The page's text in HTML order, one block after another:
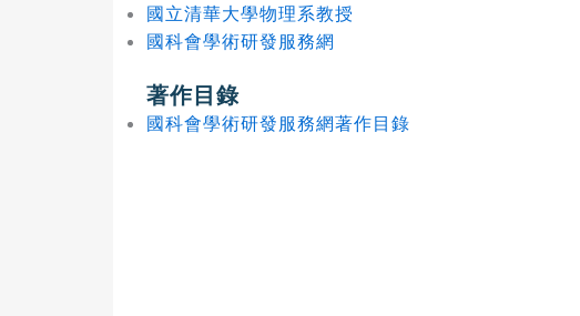
國立清華大學物理系教授
國科會學術研發服務網
著作目錄
國科會學術研發服務網著作目錄